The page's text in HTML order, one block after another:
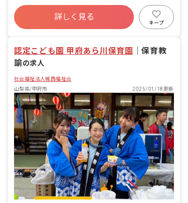
誌・成長の記録・週案・月案・年間保育
計画・園児登降園管理等） ・園内外の環
境整備、園行事担当 ・職員研修、職員会
ボーナス・賞与あり
年間休日120日以上
寮・住宅・家賃補助あり
社会保険完備
詳しく見る
キープ
認定こども園 甲府あら川保育園 ｜保育教
諭の求人
社会福祉法人城西福祉会
山梨県/甲府市
2025/01/18更新